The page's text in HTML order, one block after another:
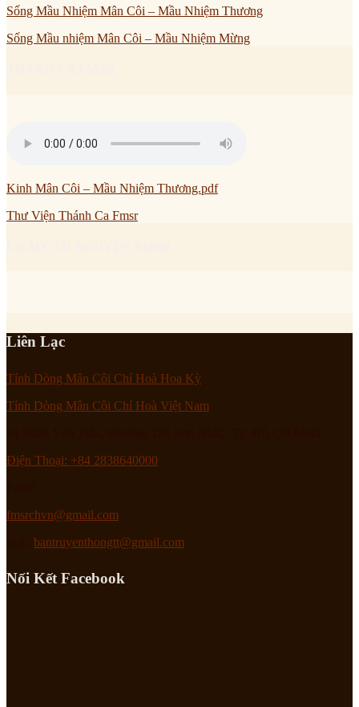
Sống Mầu Nhiệm Mân Côi – Mầu Nhiệm Thương
Sống Mầu nhiệm Mân Côi – Mầu Nhiệm Mừng
Kinh Mân Côi – Mầu Nhiệm Thương.pdf
Thư Viện Thánh Ca Fmsr
Liên Lạc
Tỉnh Dòng Mân Côi Chí Hoà Hoa Kỳ
Tỉnh Dòng Mân Côi Chí Hoà Việt Nam
Điện Thoại: +84 2838640000
fmsrchvn@gmail.com
bantruyenthongtt@gmail.com
Nối Kết Facebook